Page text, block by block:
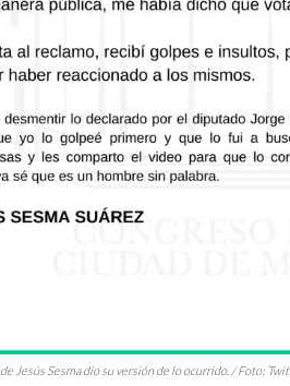
Jesús Sesma dio su versión de lo ocurrido. / Foto: